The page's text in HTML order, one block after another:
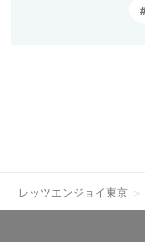
レッツエンジョイ東京